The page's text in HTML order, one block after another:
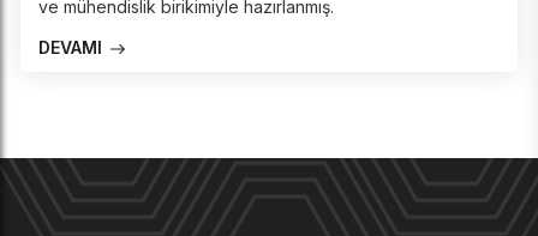
ve mühendislik birikimiyle hazırlanmış.
DEVAMI